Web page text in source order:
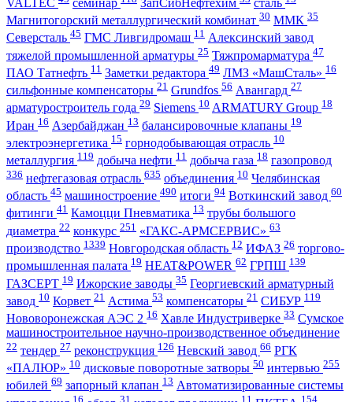
Магнитогорский металлургический комбинат 30 ММК 35
Северсталь 45 ГМС Ливгидромаш 11 Алексинский завод
тяжелой промышленной арматуры 25 Тяжпромарматура 47
ПАО Татнефть 11 Заметки редактора 49 ЛМЗ «МашСталь» 16
сильфонные компенсаторы 21 Grundfos 56 Авангард 27
арматуростроитель года 29 Siemens 10 ARMATURY Group 18
Иран 16 Азербайджан 13 балансировочные клапаны 19
электроэнергетика 15 горнодобывающая отрасль 10
металлургия 119 добыча нефти 11 добыча газа 18 газопровод
336 нефтегазовая отрасль 635 объединения 10 Челябинская
область 45 машиностроение 490 итоги 94 Воткинский завод 60
фитинги 41 Камоцци Пневматика 13 трубы большого
диаметра 22 конкурс 251 «ГАКС-АРМСЕРВИС» 63
производство 1339 Новгородская область 12 ИФАЗ 26 торгово-
промышленная палата 19 HEAT&POWER 62 ГРПШ 139
ГАЗСЕРТ 19 Ижорские заводы 35 Георгиевский арматурный
завод 10 Корвет 21 Астима 53 компенсаторы 21 СИБУР 119
Нововоронежская АЭС 2 16 Хавле Индустриверке 33 Сумское
машиностроительное научно-производственное объединение
22 тендер 27 реконструкция 126 Невский завод 66 РГК
«ПАЛЮР» 10 дисковые поворотные затворы 50 интервью 255
юбилей 69 запорный клапан 13 Автоматизированные системы
16 31 11 154